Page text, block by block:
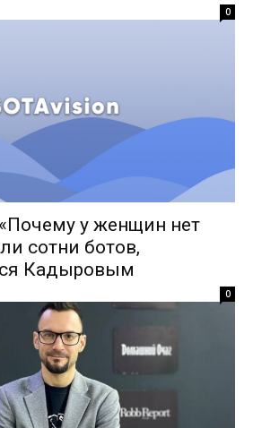
0
у женщин нет
сотни ботов,
Кадыровым
0